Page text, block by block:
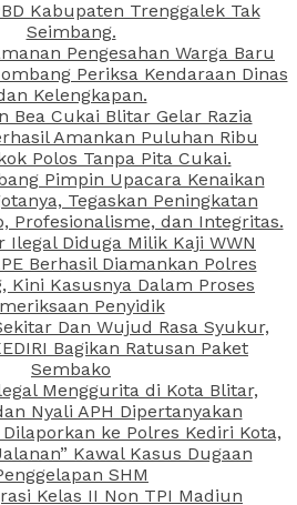
Kabupaten Trenggalek Tak
Seimbang.
Pengesahan Warga Baru
Periksa Kendaraan Dinas
Kelengkapan.
Bea Cukai Blitar Gelar Razia
Amankan Puluhan Ribu
Polos Tanpa Pita Cukai.
Pimpin Upacara Kenaikan
Tegaskan Peningkatan
Profesionalisme, dan Integritas.
Ilegal Diduga Milik Kaji WWN
Berhasil Diamankan Polres
Kini Kasusnya Dalam Proses
Penyidik
Dan Wujud Rasa Syukur,
Bagikan Ratusan Paket
Sembako
Menggurita di Kota Blitar,
Nyali APH Dipertanyakan
ke Polres Kediri Kota,
Kawal Kasus Dugaan
SHM
Kelas II Non TPI Madiun